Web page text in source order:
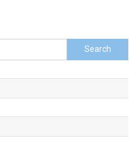
Search
for: